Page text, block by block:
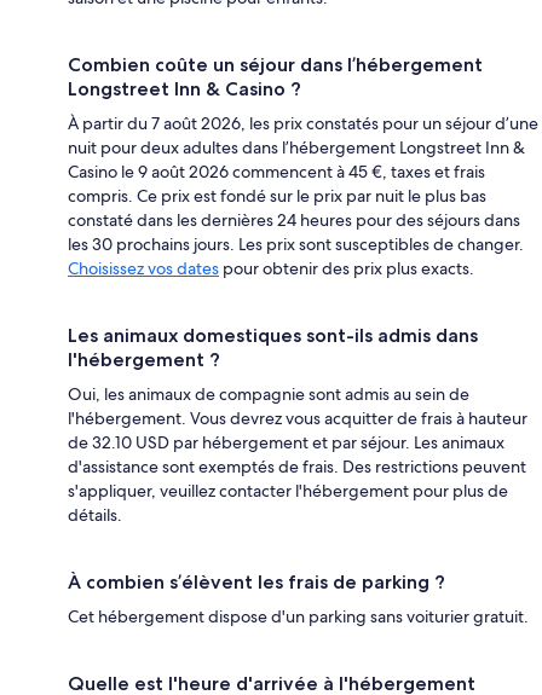
Combien coûte un séjour dans l’hébergement
Longstreet Inn & Casino ?
À partir du 7 août 2026, les prix constatés pour un séjour d’une
nuit pour deux adultes dans l’hébergement Longstreet Inn &
Casino le 9 août 2026 commencent à 45 €, taxes et frais
compris. Ce prix est fondé sur le prix par nuit le plus bas
constaté dans les dernières 24 heures pour des séjours dans
les 30 prochains jours. Les prix sont susceptibles de changer.
Choisissez vos dates pour obtenir des prix plus exacts.
Les animaux domestiques sont-ils admis dans
l'hébergement ?
Oui, les animaux de compagnie sont admis au sein de
l'hébergement. Vous devrez vous acquitter de frais à hauteur
de 32.10 USD par hébergement et par séjour. Les animaux
d'assistance sont exemptés de frais. Des restrictions peuvent
s'appliquer, veuillez contacter l'hébergement pour plus de
détails.
À combien s’élèvent les frais de parking ?
Cet hébergement dispose d'un parking sans voiturier gratuit.
Quelle est l'heure d'arrivée à l'hébergement